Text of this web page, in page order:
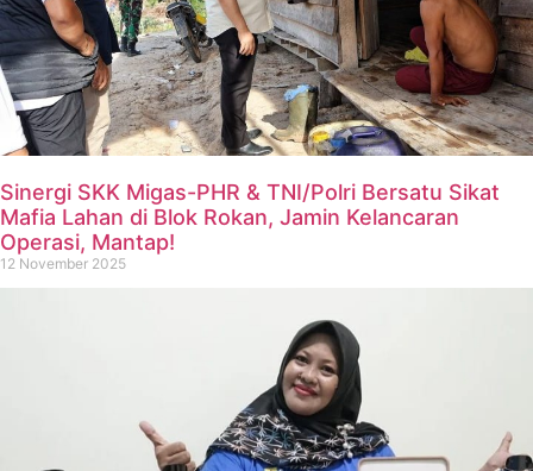
Sinergi SKK Migas-PHR & TNI/Polri Bersatu Sikat
Mafia Lahan di Blok Rokan, Jamin Kelancaran
Operasi, Mantap!
12 November 2025